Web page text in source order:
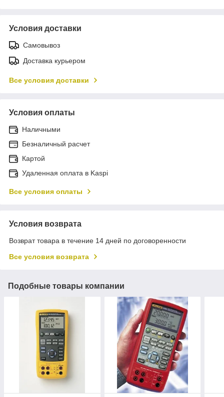
Условия доставки
Самовывоз
Доставка курьером
Все условия доставки
Условия оплаты
Наличными
Безналичный расчет
Картой
Удаленная оплата в Kaspi
Все условия оплаты
Условия возврата
Возврат товара в течение 14 дней по договоренности
Все условия возврата
Подобные товары компании